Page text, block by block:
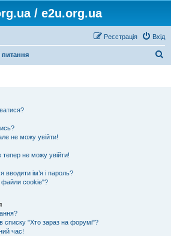
/ e2u.org.ua
Вхід
Реєстрація
питання
не можу увійти!
не можу увійти!
вводити ім’я і пароль?
файли cookie"?
списку "Хто зараз на форумі"?
час!